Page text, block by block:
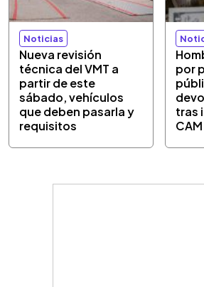
Noticias
Nueva revisión
técnica del VMT a
partir de este
sábado, vehículos
que deben pasarla y
requisitos
por
tras
CAM